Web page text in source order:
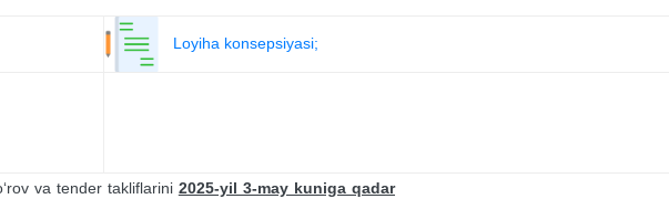
Loyiha konsepsiyasi;
va tender takliflarini 2025-yil 3-may kuniga qadar